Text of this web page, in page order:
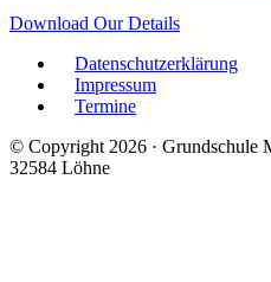
Download Our Details
Datenschutzerklärung
Impressum
Termine
© Copyright 2026 · Grundschule
32584 Löhne